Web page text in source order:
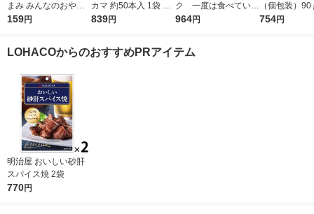
まみ みんなのおや
つ 甘辛のしするめ 1
159円
カマ 約50本入 1袋 な
とり 個包装 大容量 お
839円
ク 一度は食べていた
だきたい おいしいあ
964円
（個包装）
ミックスナ
754円
LOHACOからのおすすめPRアイテム
明治屋 おいしい砂肝
スパイス焼 2袋
770円